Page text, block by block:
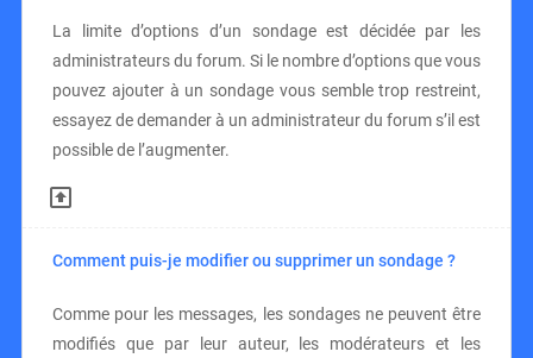
La limite d’options d’un sondage est décidée par les
administrateurs du forum. Si le nombre d’options que vous
pouvez ajouter à un sondage vous semble trop restreint,
essayez de demander à un administrateur du forum s’il est
possible de l’augmenter.
Comment puis-je modifier ou supprimer un sondage ?
Comme pour les messages, les sondages ne peuvent être
modifiés que par leur auteur, les modérateurs et les